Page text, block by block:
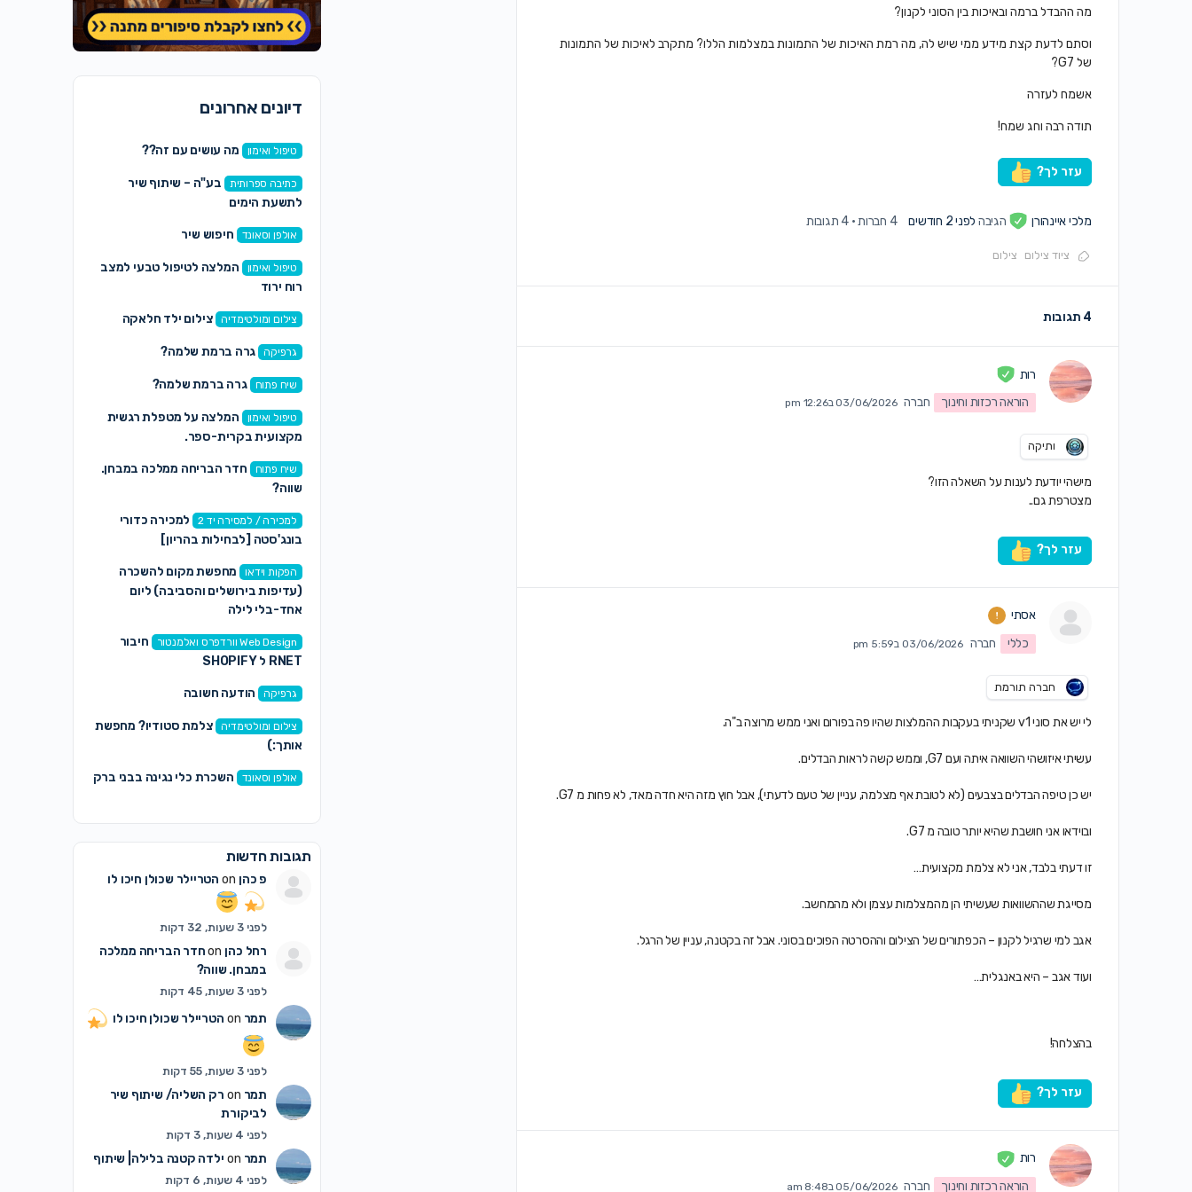
מה ההבדל ברמה ובאיכות בין הסוני לקנון?
וסתם לדעת קצת מידע ממי שיש לה, מה רמת האיכות של התמונות במצלמות הללו? מתקרב לאיכות של התמונות
של G7?
אשמח לעזרה
תודה רבה וחג שמח!
עזר לך?
מלכי איינהורן הגיבה לפני 2 חודשים 4 חברות · 4 תגובות
ציוד צילום צילום
4 תגובות
רות
הוראה רכזות וחינוך
חברה 03/06/2026 ב12:26 pm
ותיקה
מישהי יודעת לענות על השאלה הזו?
מצטרפת גם..
עזר לך?
אסתי
כללי
חברה 03/06/2026 ב5:59 pm
חברה תורמת
לי יש את סוני v1 שקניתי בעקבות ההמלצות שהיו פה בפורום ו אני ממש מרוצה ב"ה.
עשיתי איזושהי השוואה איתה ועם G7, וממש קשה לראות הבדלים.
יש כן טיפה הבדלים בצבעים (לא לטובת אף מצלמה, עניין של טעם לדעתי), אבל חוץ מזה היא חדה מאד, לא פחות מ G7.
ובוידאו אני חושבת שהיא יותר טובה מ G7.
זו דעתי בלבד, אני לא צלמת מקצועית…
מסייגת שההשוואות שעשיתי הן מהמצלמות עצמן ולא מהמחשב.
אגב למי שרגיל לקנון – הכפתורים של הצילום וההסרטה הפוכים בסוני. אבל זה בקטנה, עניין של הרגל.
ועוד אגב – היא באנגלית…
בהצלחה!
עזר לך?
רות
הוראה רכזות וחינוך
חברה 05/06/2026 ב8:48 am
דיונים אחרונים
טיפול ואימון מה עושים עם זה??
כתיבה ספרותית
בע"ה – שיתוף שיר
לתשעת הימים
אולפן וסאונד חיפוש שיר
טיפול ואימון
המלצה לטיפול טבעי למצב
רוח ירוד
צילום ומולטימדיה צילום ילד חלאקה
גרפיקה גרה ברמת שלמה?
שיח פתוח גרה ברמת שלמה?
טיפול ואימון
המלצה על מטפלת רגשית
מקצועית בקרית-ספר.
שיח פתוח
חדר הבריחה ממלכה במבחן.
שווה?
למכירה / למסירה יד 2
למכירה כדורי
בונג'סטה [לבחילות בהריון]
הפקות וידאו
מחפשת מקום להשכרה
(עדיפות בירושלים והסביבה) ליום
אחד-בלי לילה
Web Design וורדפרס ואלמנטור
חיבור
RNET ל SHOPIFY
גרפיקה הודעה חשובה
צילום ומולטימדיה
צלמת סטודיו? מחפשת
אותך:)
אולפן וסאונד השכרת כלי נגינה בבני ברק
תגובות חדשות
פ כהן הטריילר שכולן חיכו לו
לפני 3 שעות, 32 דקות
רחל כהן
חדר הבריחה ממלכה
במבחן. שווה?
לפני 3 שעות, 45 דקות
תמר הטריילר שכולן חיכו לו
לפני 3 שעות, 55 דקות
תמר
רק השליה/ שיתוף שיר
לביקורת
לפני 4 שעות, 3 דקות
תמר ילדה קטנה בלילה| שיתוף
לפני 4 שעות, 6 דקות